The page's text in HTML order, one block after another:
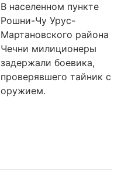
В населенном пункте
Рошни-Чу Урус-
Мартановского района
Чечни милиционеры
задержали боевика,
проверявшего тайник с
оружием.